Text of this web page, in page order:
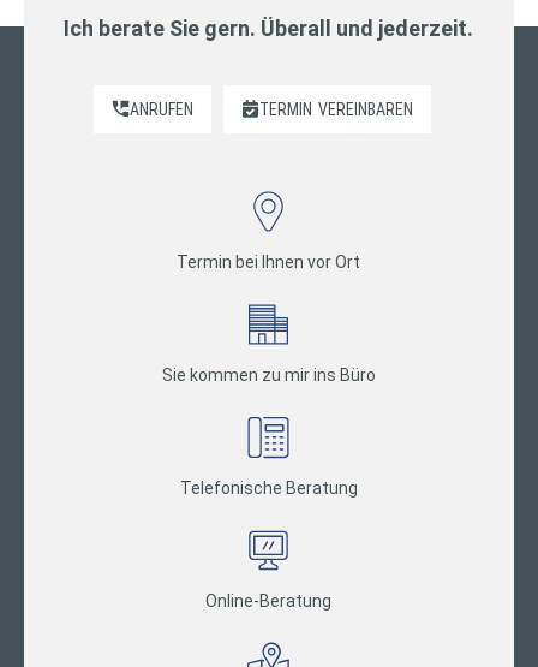
Ich berate Sie gern. Überall und jederzeit.
ANRUFEN TERMIN VEREINBAREN
Termin bei Ihnen vor Ort
Sie kommen zu mir ins Büro
Telefonische Beratung
Online-Beratung